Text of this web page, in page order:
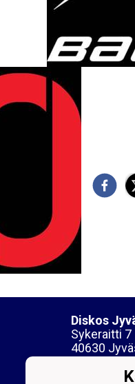
Diskos
Sykeraitti 7
40630
y-